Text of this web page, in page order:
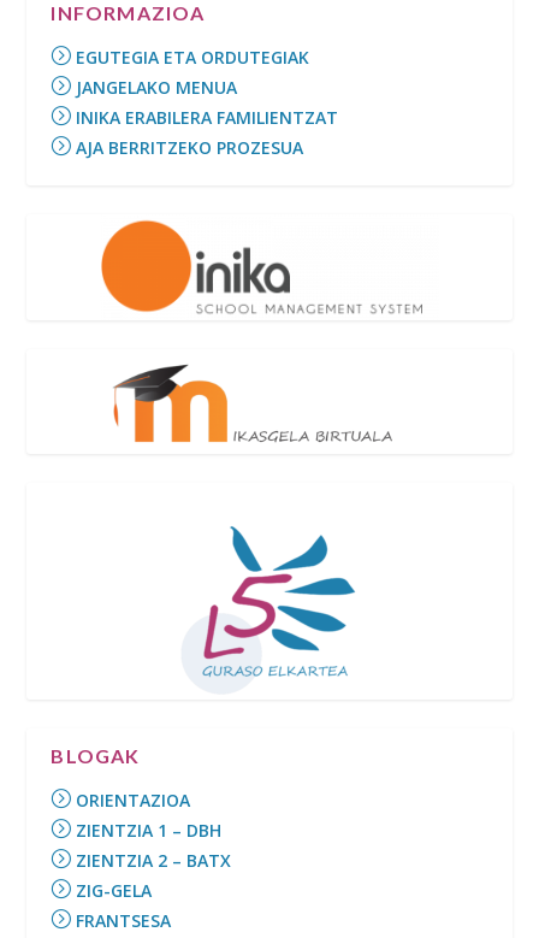
INFORMAZIOA
EGUTEGIA ETA ORDUTEGIAK
JANGELAKO MENUA
INIKA ERABILERA FAMILIENTZAT
AJA BERRITZEKO PROZESUA
BLOGAK
ORIENTAZIOA
ZIENTZIA 1 – DBH
ZIENTZIA 2 – BATX
ZIG-GELA
FRANTSESA